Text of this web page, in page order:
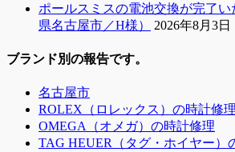
ポールスミスの電池交換が完了
県名古屋市／H様）
2026年8月3日
ブランド別の報告です。
名古屋市
ROLEX（ロレックス）の時計修理
OMEGA（オメガ）の時計修理
TAG HEUER（タグ・ホイヤー）